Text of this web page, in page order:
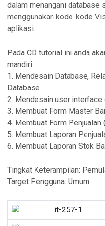
dalam menangani database
menggunakan kode-kode
aplikasi.
Pada CD tutorial ini anda
mandiri:
1. Mendesain Database,
Database
2. Mendesain user interface
3. Membuat Form Master
4. Membuat Form Penjualan
5. Membuat Laporan
6. Membuat Laporan Stok
Tingkat Keterampilan:
Target Pengguna: Umum